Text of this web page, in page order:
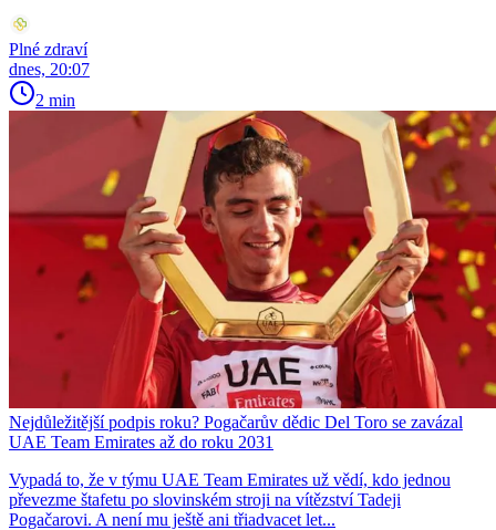
Plné zdraví
dnes, 20:07
2 min
Nejdůležitější podpis roku? Pogačarův dědic Del Toro se zavázal
UAE Team Emirates až do roku 2031
Vypadá to, že v týmu UAE Team Emirates už vědí, kdo jednou
převezme štafetu po slovinském stroji na vítězství Tadeji
Pogačarovi. A není mu ještě ani třiadvacet let...